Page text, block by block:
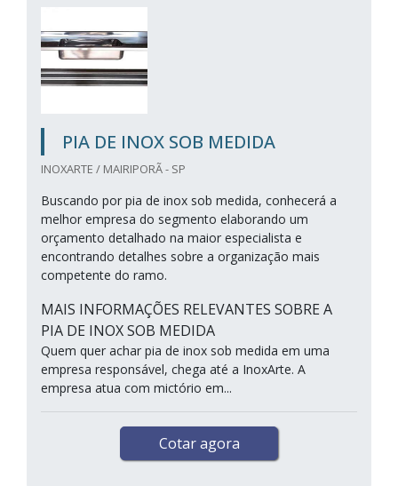
PIA DE INOX SOB MEDIDA
INOXARTE / MAIRIPORÃ - SP
Buscando por pia de inox sob medida, conhecerá a
melhor empresa do segmento elaborando um
orçamento detalhado na maior especialista e
encontrando detalhes sobre a organização mais
competente do ramo.
MAIS INFORMAÇÕES RELEVANTES SOBRE A
PIA DE INOX SOB MEDIDA
Quem quer achar pia de inox sob medida em uma
empresa responsável, chega até a InoxArte. A
empresa atua com mictório em...
Cotar agora